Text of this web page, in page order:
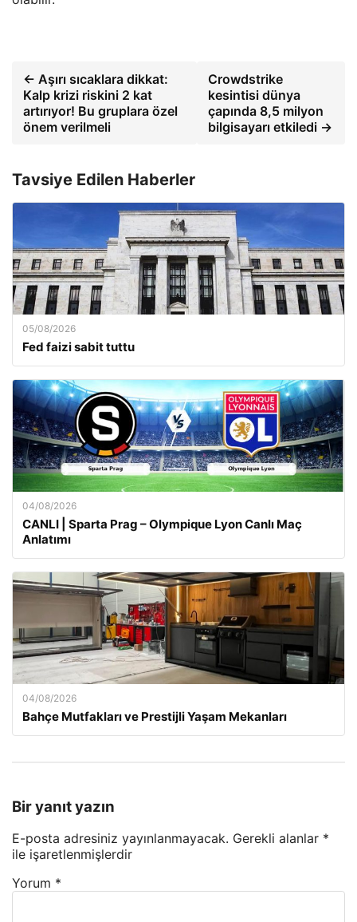
← Aşırı sıcaklara dikkat:
Kalp krizi riskini 2 kat
artırıyor! Bu gruplara özel
önem verilmeli
Crowdstrike
kesintisi dünya
çapında 8,5 milyon
bilgisayarı etkiledi →
Tavsiye Edilen Haberler
05/08/2026
Fed faizi sabit tuttu
04/08/2026
CANLI | Sparta Prag – Olympique Lyon Canlı Maç
Anlatımı
04/08/2026
Bahçe Mutfakları ve Prestijli Yaşam Mekanları
Bir yanıt yazın
E-posta adresiniz yayınlanmayacak. Gerekli alanlar *
ile işaretlenmişlerdir
Yorum *